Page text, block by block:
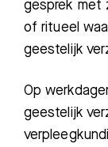
gesprek met
of ritueel
geestelijk
Op
geestelijk